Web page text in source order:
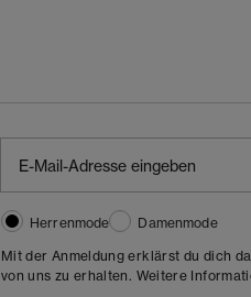
Herrenmode
Damenmode
Mit der Anmeldung erklärst du dich
von uns zu erhalten. Weitere